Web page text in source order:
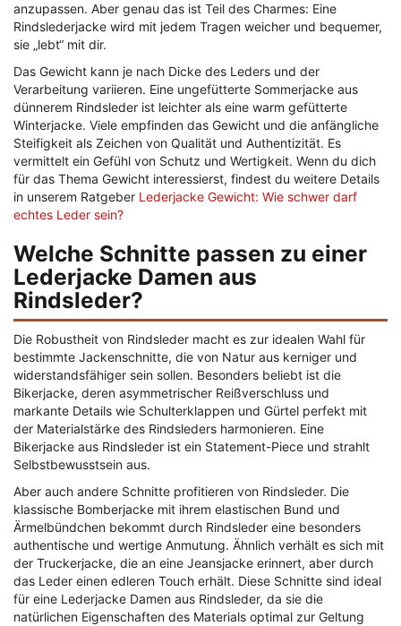
anzupassen. Aber genau das ist Teil des Charmes: Eine
Rindslederjacke wird mit jedem Tragen weicher und bequemer,
sie „lebt“ mit dir.
Das Gewicht kann je nach Dicke des Leders und der
Verarbeitung variieren. Eine ungefütterte Sommerjacke aus
dünnerem Rindsleder ist leichter als eine warm gefütterte
Winterjacke. Viele empfinden das Gewicht und die anfängliche
Steifigkeit als Zeichen von Qualität und Authentizität. Es
vermittelt ein Gefühl von Schutz und Wertigkeit. Wenn du dich
für das Thema Gewicht interessierst, findest du weitere Details
in unserem Ratgeber Lederjacke Gewicht: Wie schwer darf
echtes Leder sein?
Welche Schnitte passen zu einer
Lederjacke Damen aus
Rindsleder?
Die Robustheit von Rindsleder macht es zur idealen Wahl für
bestimmte Jackenschnitte, die von Natur aus kerniger und
widerstandsfähiger sein sollen. Besonders beliebt ist die
Bikerjacke, deren asymmetrischer Reißverschluss und
markante Details wie Schulterklappen und Gürtel perfekt mit
der Materialstärke des Rindsleders harmonieren. Eine
Bikerjacke aus Rindsleder ist ein Statement-Piece und strahlt
Selbstbewusstsein aus.
Aber auch andere Schnitte profitieren von Rindsleder. Die
klassische Bomberjacke mit ihrem elastischen Bund und
Ärmelbündchen bekommt durch Rindsleder eine besonders
authentische und wertige Anmutung. Ähnlich verhält es sich mit
der Truckerjacke, die an eine Jeansjacke erinnert, aber durch
das Leder einen edleren Touch erhält. Diese Schnitte sind ideal
für eine Lederjacke Damen aus Rindsleder, da sie die
natürlichen Eigenschaften des Materials optimal zur Geltung